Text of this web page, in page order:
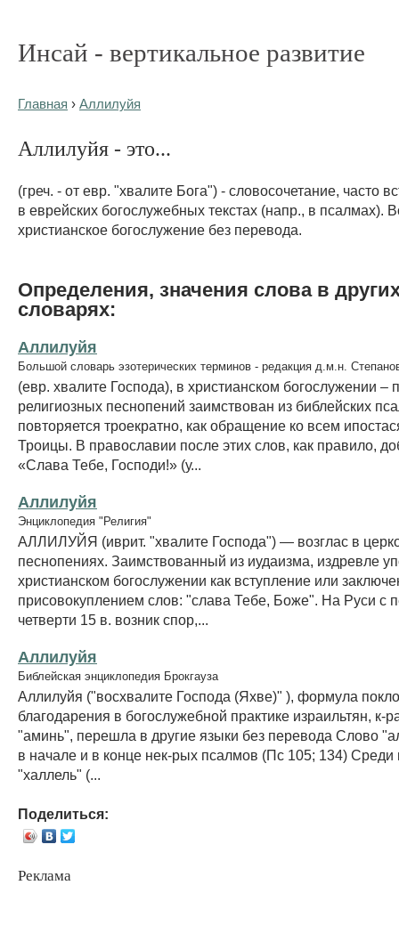
Инсай - вертикальное развитие
Главная › Аллилуйя
Аллилуйя - это...
(греч. - от евр. "хвалите Бога") - словосочетание, часто
в еврейских богослужебных текстах (напр., в псалмах).
христианское богослужение без перевода.
Определения, значения слова в
словарях:
Аллилуйя
Большой словарь эзотерических терминов - редакция д.м.н.
(евр. хвалите Господа), в христианском богослужении –
религиозных песнопений заимствован из библейских
повторяется троекратно, как обращение ко всем
Троицы. В православии после этих слов, как правило,
«Слава Тебе, Господи!» (у...
Аллилуйя
Энциклопедия "Религия"
АЛЛИЛУЙЯ (иврит. "хвалите Господа") — возглас в
песнопениях. Заимствованный из иудаизма, издревле
христианском богослужении как вступление или
присовокуплением слов: "слава Тебе, Боже". На Руси с
четверти 15 в. возник спор,...
Аллилуйя
Библейская энциклопедия Брокгауза
Аллилуйя ("восхвалите Господа (Яхве)" ), формула
благодарения в богослужебной практике израильтян, к-
"аминь", перешла в другие языки без перевода Слово
в начале и в конце нек-рых псалмов (Пс 105; 134) Среди
"халлель" (...
Поделиться:
Реклама